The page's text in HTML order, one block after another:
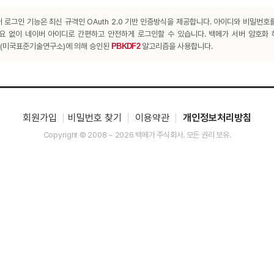
로그인 기능은 최신 규격인 OAuth 2.0 기반 인증방식을 제공합니다. 아이디와 비밀번호
없이 네이버 아이디로 간편하고 안전하게 로그인할 수 있습니다. 백메가 서버 암호화
국표준기술연구소)에 의해 승인된 PBKDF2알고리즘을 사용합니다.
회원가입 비밀번호 찾기 이용약관 개인정보처리방침
Copyright © 2008 ~ 2026 백메가 주식회사. 모든 권리 보유.